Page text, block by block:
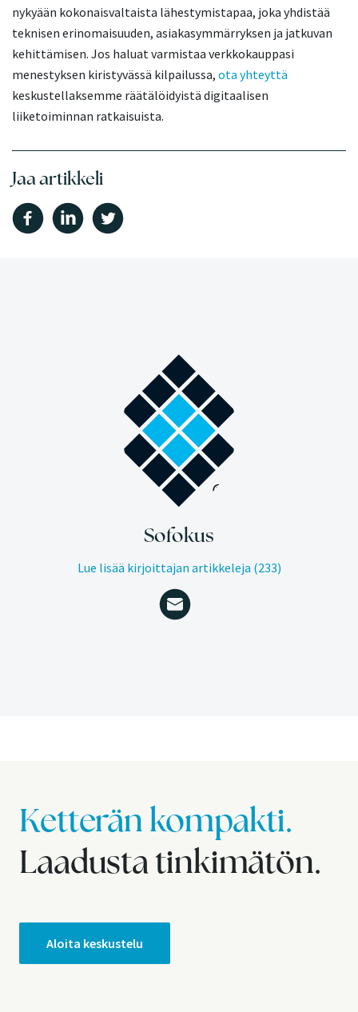
nykyään kokonaisvaltaista lähestymistapaa, joka yhdistää
teknisen erinomaisuuden, asiakasymmärryksen ja jatkuvan
kehittämisen. Jos haluat varmistaa verkkokauppasi
menestyksen kiristyvässä kilpailussa, ota yhteyttä
keskustellaksemme räätälöidyistä digitaalisen
liiketoiminnan ratkaisuista.
Jaa artikkeli
Sofokus
Lue lisää kirjoittajan artikkeleja (233)
Ketterän kompakti.
Laadusta tinkimätön.
Aloita keskustelu